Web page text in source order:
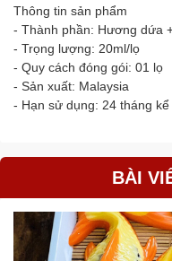
Thông tin sản phẩm
- Thành phần: Hương dứa
- Trọng lượng: 20ml/lọ
- Quy cách đóng gói: 01 lọ
- Sản xuất: Malaysia
- Hạn sử dụng: 24 tháng kể
BÀI